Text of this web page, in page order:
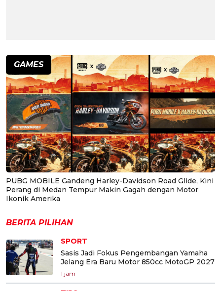
GAMES
PUBG MOBILE Gandeng Harley-Davidson Road Glide, Kini
Perang di Medan Tempur Makin Gagah dengan Motor
Ikonik Amerika
BERITA PILIHAN
SPORT
Sasis Jadi Fokus Pengembangan Yamaha
Jelang Era Baru Motor 850cc MotoGP 2027
1 jam